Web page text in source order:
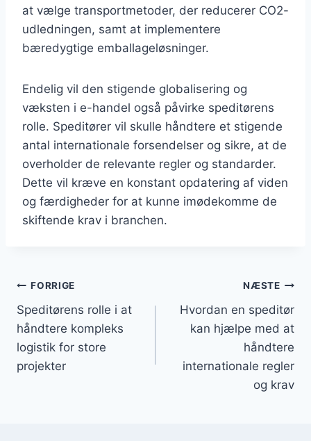
at vælge transportmetoder, der reducerer CO2-
udledningen, samt at implementere
bæredygtige emballageløsninger.
Endelig vil den stigende globalisering og
væksten i e-handel også påvirke speditørens
rolle. Speditører vil skulle håndtere et stigende
antal internationale forsendelser og sikre, at de
overholder de relevante regler og standarder.
Dette vil kræve en konstant opdatering af viden
og færdigheder for at kunne imødekomme de
skiftende krav i branchen.
Indlægsnavigation
FORRIGE
Speditørens rolle i at
håndtere kompleks
logistik for store
projekter
NÆSTE
Hvordan en speditør
kan hjælpe med at
håndtere
internationale regler
og krav